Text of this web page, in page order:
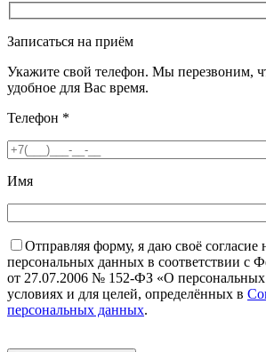
Записаться на приём
Укажите свой телефон. Мы перезвоним,
удобное для Вас время.
Телефон *
Имя
Отправляя форму, я даю своё согласие
персональных данных в соответствии с
от 27.07.2006 № 152-ФЗ «О
условиях и для целей, определённых в
персональных данных.